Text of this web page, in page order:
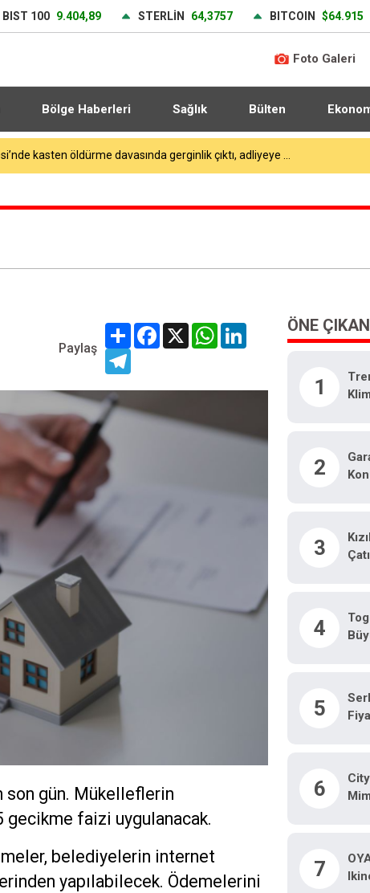
BIST 100 9.404,89 STERLİN 64,3757 BITCOIN $64.915
Foto Galeri
Bölge Haberleri Sağlık Bülten
Paylaş
ShareFacebook
X WhatsAppLinkedIn
Telegram
son gün. Mükelleflerin
gecikme faizi uygulanacak.
belediyelerin internet
yapılabilecek. Ödemelerini
ÖNE
1
2
3
4
5
6
7